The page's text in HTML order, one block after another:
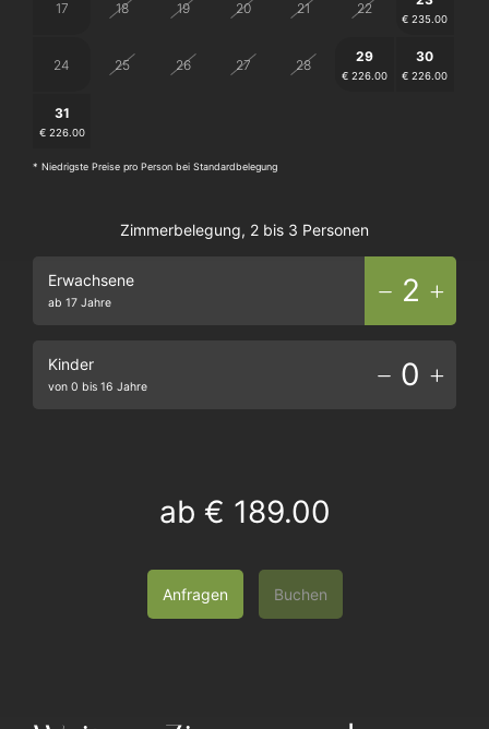
17 18 19 20 21 22
€ 235.00
24 25 26 27 28
29
€ 226.00
30
€ 226.00
31
€ 226.00
* Niedrigste Preise pro Person bei Standardbelegung
Zimmerbelegung, 2 bis 3 Personen
Erwachsene
ab 17 Jahre 2
Kinder
von 0 bis 16 Jahre 0
ab € 189.00
Anfragen Buchen